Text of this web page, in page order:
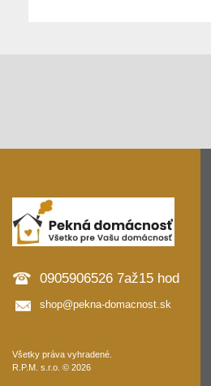
0905906526 7až15 hod
shop@pekna-domacnost.sk
Všetky práva vyhradené.
R.P.M. s.r.o. © 2026